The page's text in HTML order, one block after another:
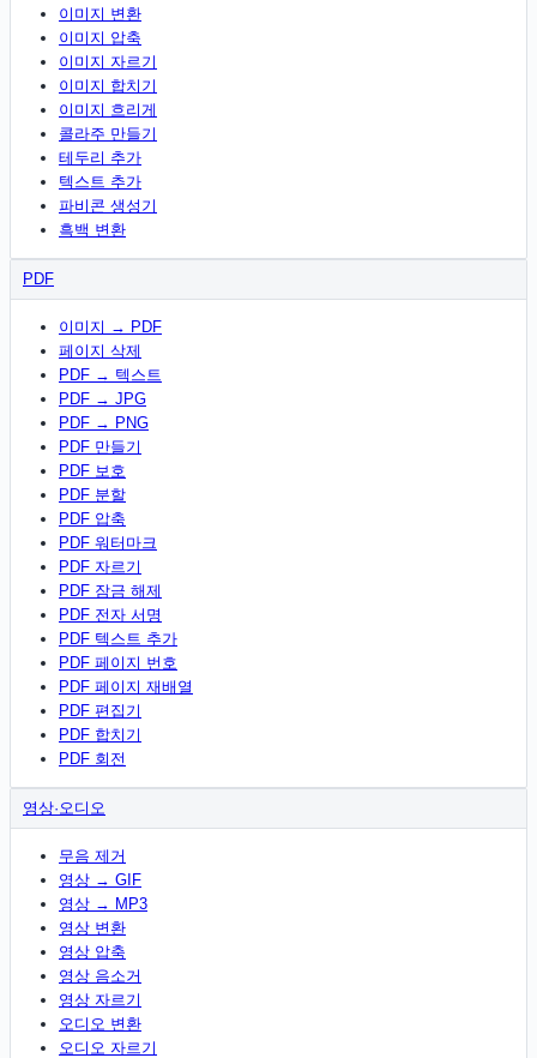
이미지 변환
이미지 압축
이미지 자르기
이미지 합치기
이미지 흐리게
콜라주 만들기
테두리 추가
텍스트 추가
파비콘 생성기
흑백 변환
PDF
이미지 → PDF
페이지 삭제
PDF → 텍스트
PDF → JPG
PDF → PNG
PDF 만들기
PDF 보호
PDF 분할
PDF 압축
PDF 워터마크
PDF 자르기
PDF 잠금 해제
PDF 전자 서명
PDF 텍스트 추가
PDF 페이지 번호
PDF 페이지 재배열
PDF 편집기
PDF 합치기
PDF 회전
영상·오디오
무음 제거
영상 → GIF
영상 → MP3
영상 변환
영상 압축
영상 음소거
영상 자르기
오디오 변환
오디오 자르기